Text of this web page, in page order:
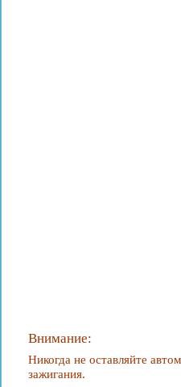
Внимание:
Никогда не оставляйте
зажигания.